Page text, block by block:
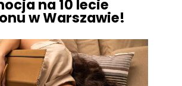
na 10 lecie
w Warszawie!